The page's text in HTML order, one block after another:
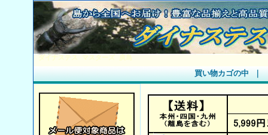
ダイナステス マスターズ 廣島
買い物カゴの中